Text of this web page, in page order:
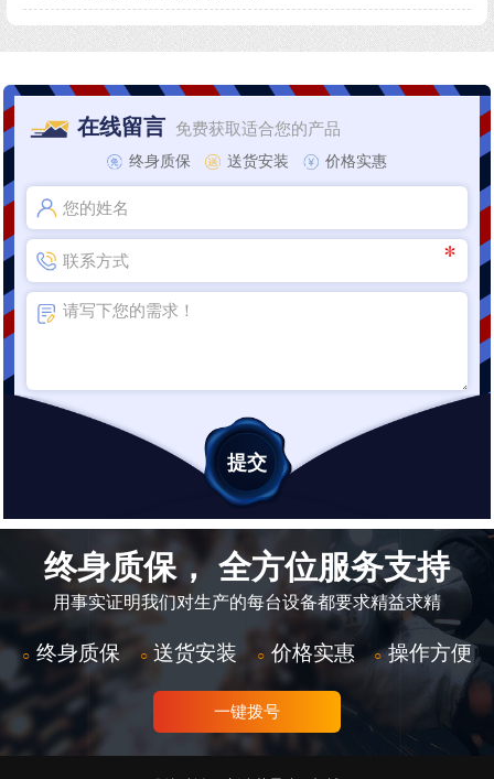
在线留言 免费获取适合您的产品
终身质保 送货安装 价格实惠
终身质保， 全方位服务支持
用事实证明我们对生产的每台设备都要求精益求精
○ 终身质保 ○ 送货安装 ○ 价格实惠 ○ 操作方便
一键拨号